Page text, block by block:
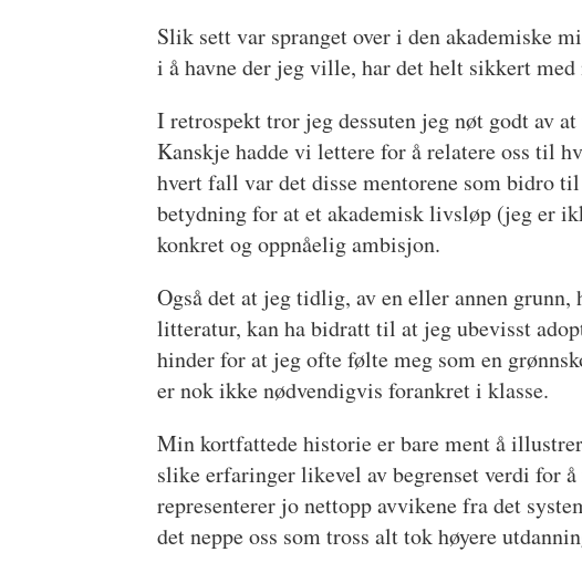
Slik sett var spranget over i den akademiske
i å havne der jeg ville, har det helt sikkert
I retrospekt tror jeg dessuten jeg nøt godt av
Kanskje hadde vi lettere for å relatere oss til
hvert fall var det disse mentorene som bidro
betydning for at et akademisk livsløp (jeg er
konkret og oppnåelig ambisjon.
Også det at jeg tidlig, av en eller annen
litteratur, kan ha bidratt til at jeg ubevisst
hinder for at jeg ofte følte meg som en
er nok ikke nødvendigvis forankret i klasse.
Min kortfattede historie er bare ment å
slike erfaringer likevel av begrenset verdi for
representerer jo nettopp avvikene fra det
det neppe oss som tross alt tok høyere